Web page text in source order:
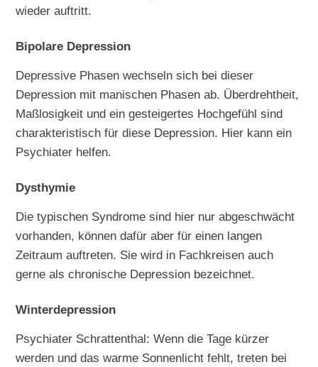
wieder auftritt.
Bipolare Depression
Depressive Phasen wechseln sich bei dieser
Depression mit manischen Phasen ab. Überdrehtheit,
Maßlosigkeit und ein gesteigertes Hochgefühl sind
charakteristisch für diese Depression. Hier kann ein
Psychiater helfen.
Dysthymie
Die typischen Syndrome sind hier nur abgeschwächt
vorhanden, können dafür aber für einen langen
Zeitraum auftreten. Sie wird in Fachkreisen auch
gerne als chronische Depression bezeichnet.
Winterdepression
Psychiater Schrattenthal: Wenn die Tage kürzer
werden und das warme Sonnenlicht fehlt, treten bei